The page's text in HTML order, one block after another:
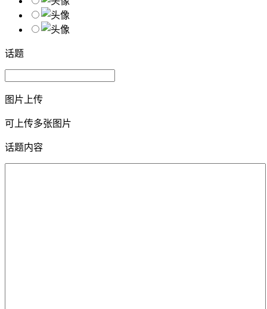
话题
图片上传
可上传多张图片
话题内容